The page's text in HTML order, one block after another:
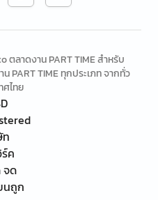
ลาดงาน PART TIME สำหรับ
PART TIME ทุกประเภท จากทั่ว
ศไทย